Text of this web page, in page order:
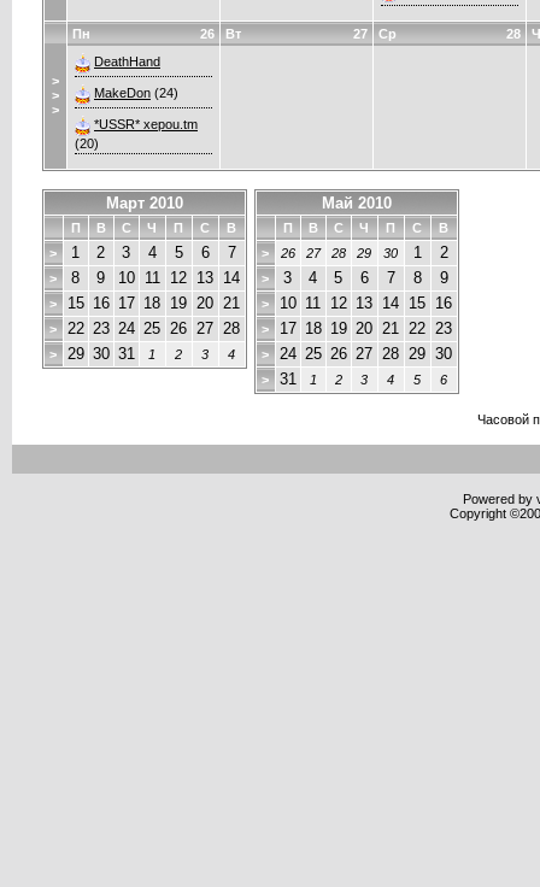
>
>
>
26
Пн
DeathHand
MakeDon (24)
*USSR* xepou.tm
(20)
27
Вт 28
Ср
Март 2010
П В С Ч П С
В
>
1 2 3 4 5 6 7
> 8 9 10 11 12 13 14
> 15 16 17 18 19 20 21
> 22 23 24 25 26 27 28
> 29 30 31 1 2 3 4
Май 2010
П В С Ч П С
В
>
26 27 28 29 30 1 2
> 3 4 5 6 7 8 9
> 10 11 12 13 14 15 16
> 17 18 19 20 21 22 23
> 24 25 26 27 28 29 30
> 31 1 2 3 4 5 6
Часовой
Powered by
Copyright